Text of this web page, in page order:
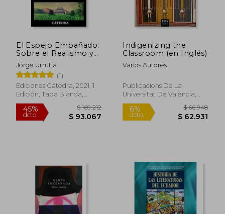
45%
dcto. $ 78.164
45%
dcto. $
El Espejo Empañado:
Sobre el Realismo y
el Testimonio (Desde
la Literatura
Hispanoamericana)
Jorge Urrutia
(1)
Ediciones Cátedra, 2021, 1
Edición, Tapa Blanda,
Nuevo
Indigenizing the
Classroom (en Inglés)
Varios Autores
Publicacions De La
Universitat De València,
2021, 1 Edición, Tapa
Blanda, Nuevo